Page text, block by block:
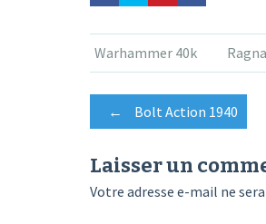
Warhammer 40k
Post
← Bolt Action 1940
Laisser un
Votre adresse e-mail ne